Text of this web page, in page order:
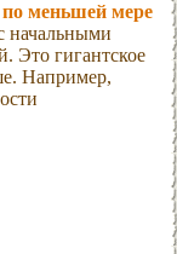
меньшей мере
начальными
Это гигантское
Например,